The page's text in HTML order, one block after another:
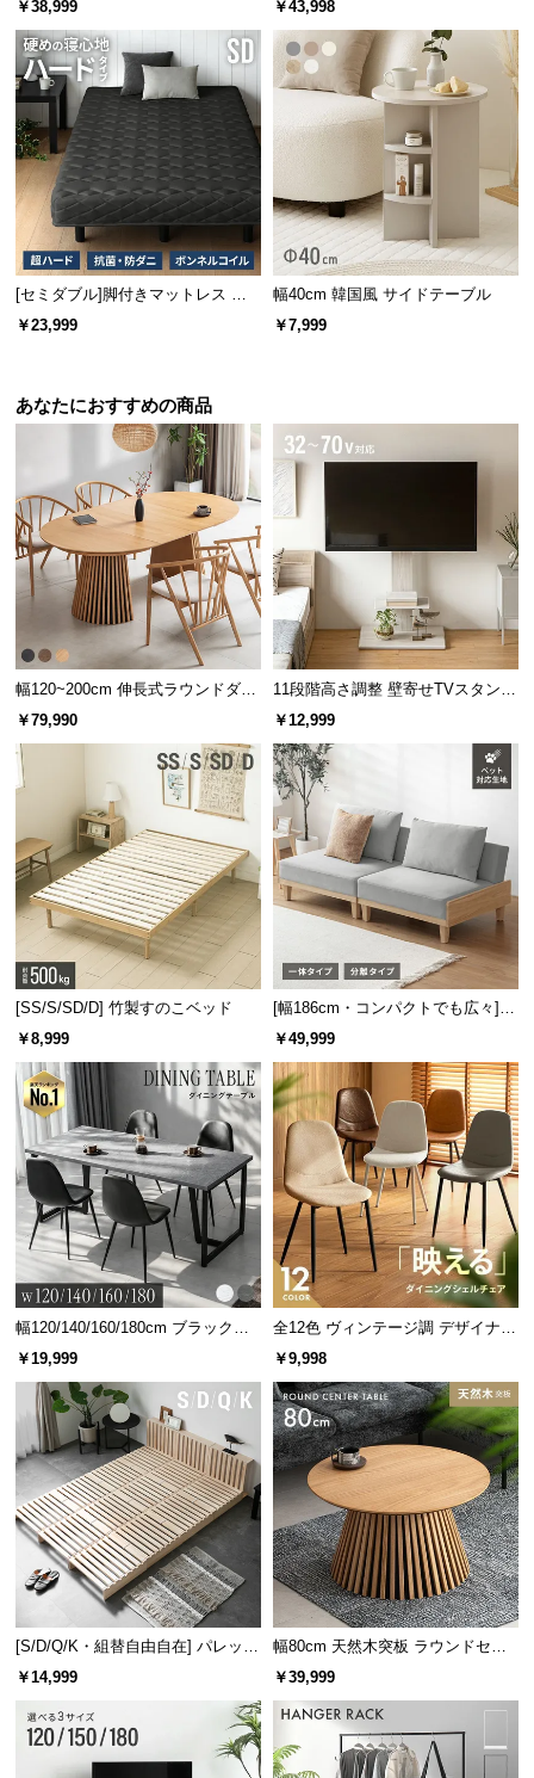
安心して使える耐荷重
昇降時は天板の両サイド2本の支柱が支える強度の高いフレーム構造。
しっかりとした耐荷重10kgでPC作業も安心です。
約20kg 約5kg
空間をすっきり見せるシンプルモダン
ラルな木目のボディに下段のカラーがアクセントを添えます。
細部まで表現した美しい木目柄
細部に至るまで美しく表現された木目の風合い。味わい深い質感と温
かみが感じられます。
￥38,999
ットレス付き
￥43,998
[セミダブル]脚付きマットレス ボ
ンネルコイル ハードタイプ
￥23,999
幅40cm 韓国風 サイドテーブル
￥7,999
あなたにおすすめの商品
幅120~200cm 伸長式ラウンドダイ
ニングテーブル 6人掛け 天然木突
￥79,990
11段階高さ調整 壁寄せTVスタンド
キャスター付き 上下左右角度調節
￥12,999
[SS/S/SD/D] 竹製すのこベッド
￥8,999
[幅186cm・コンパクトでも広々] 3
人掛けソファベッド リクライニン
￥49,999
幅120/140/160/180cm ブラックフ
レーム ダイニング 大理石調 4人掛
￥19,999
全12色 ヴィンテージ調 デザイナー
ズシェルチェア
￥9,998
[S/D/Q/K・組替自由自在] パレット
ベッド 8/12/16枚セット
￥14,999
幅80cm 天然木突板 ラウンドセン
ターテーブル 美しい格子デザイン
￥39,999